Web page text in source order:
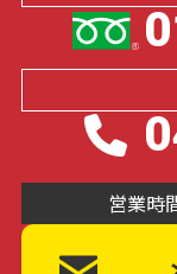
営業時